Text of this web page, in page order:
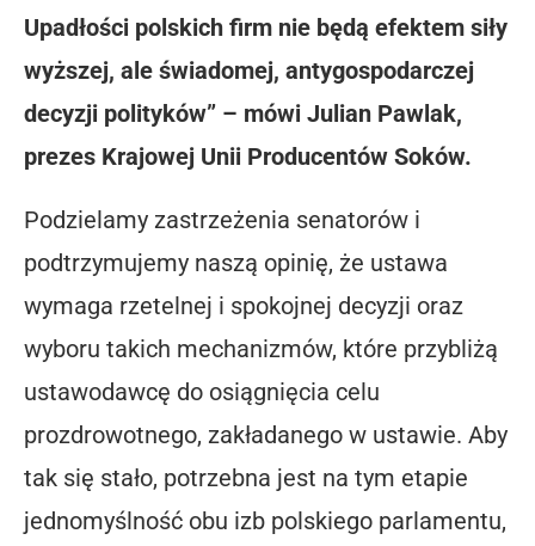
Upadłości polskich firm nie będą efektem siły
wyższej, ale świadomej, antygospodarczej
decyzji polityków” – mówi Julian Pawlak,
prezes Krajowej Unii Producentów Soków.
Podzielamy zastrzeżenia senatorów i
podtrzymujemy naszą opinię, że ustawa
wymaga rzetelnej i spokojnej decyzji oraz
wyboru takich mechanizmów, które przybliżą
ustawodawcę do osiągnięcia celu
prozdrowotnego, zakładanego w ustawie. Aby
tak się stało, potrzebna jest na tym etapie
jednomyślność obu izb polskiego parlamentu,